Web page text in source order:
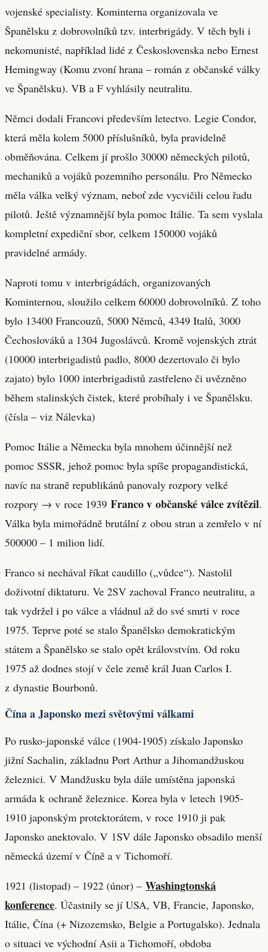
vojenské specialisty. Kominterna organizovala ve
Španělsku z dobrovolníků tzv. interbrigády. V těch byli i
nekomunisté, například lidé z Československa nebo Ernest
Hemingway (Komu zvoní hrana – román z občanské války
ve Španělsku). VB a F vyhlásily neutralitu.
Němci dodali Francovi především letectvo. Legie Condor,
která měla kolem 5000 příslušníků, byla pravidelně
obměňována. Celkem jí prošlo 30000 německých pilotů,
mechaniků a vojáků pozemního personálu. Pro Německo
měla válka velký význam, neboť zde vycvičili celou řadu
pilotů. Ještě významnější byla pomoc Itálie. Ta sem vyslala
kompletní expediční sbor, celkem 150000 vojáků
pravidelné armády.
Naproti tomu v interbrigádách, organizovaných
Kominternou, sloužilo celkem 60000 dobrovolníků. Z toho
bylo 13400 Francouzů, 5000 Němců, 4349 Italů, 3000
Čechoslováků a 1304 Jugoslávců. Kromě vojenských ztrát
(10000 interbrigadistů padlo, 8000 dezertovalo či bylo
zajato) bylo 1000 interbrigadistů zastřeleno či uvězněno
během stalinských čistek, které probíhaly i ve Španělsku.
(čísla – viz Nálevka)
Pomoc Itálie a Německa byla mnohem účinnější než
pomoc SSSR, jehož pomoc byla spíše propagandistická,
navíc na straně republikánů panovaly rozpory velké
rozpory → v roce 1939 Franco v občanské válce zvítězil.
Válka byla mimořádně brutální z obou stran a zemřelo v ní
500000 – 1 milion lidí.
Franco si nechával říkat caudillo („vůdce“). Nastolil
doživotní diktaturu. Ve 2SV zachoval Franco neutralitu, a
tak vydržel i po válce a vládnul až do své smrti v roce
1975. Teprve poté se stalo Španělsko demokratickým
státem a Španělsko se stalo opět královstvím. Od roku
1975 až dodnes stojí v čele země král Juan Carlos I.
z dynastie Bourbonů.
Čína a Japonsko mezi světovými válkami
Po rusko-japonské válce (1904-1905) získalo Japonsko
jižní Sachalin, základnu Port Arthur a Jihomandžuskou
železnici. V Mandžusku byla dále umístěna japonská
armáda k ochraně železnice. Korea byla v letech 1905-
1910 japonským protektorátem, v roce 1910 ji pak
Japonsko anektovalo. V 1SV dále Japonsko obsadilo menší
německá území v Číně a v Tichomoří.
1921 (listopad) – 1922 (únor) – Washingtonská
konference. Účastnily se jí USA, VB, Francie, Japonsko,
Itálie, Čína (+ Nizozemsko, Belgie a Portugalsko). Jednala
o situaci ve východní Asii a Tichomoří, obdoba